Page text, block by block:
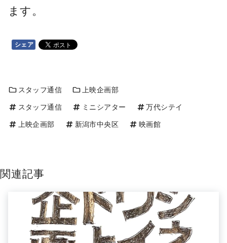
ます。
シェア
スタッフ通信
上映企画部
スタッフ通信
ミニシアター
万代シテイ
上映企画部
新潟市中央区 映画館
関連記事